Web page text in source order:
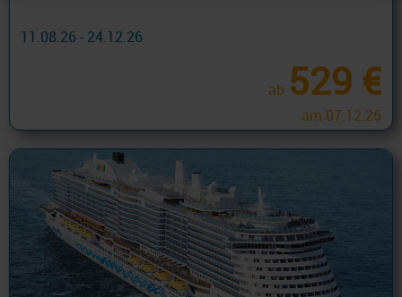
11.08.26 - 24.12.26
ab 529 €
am 07.12.26